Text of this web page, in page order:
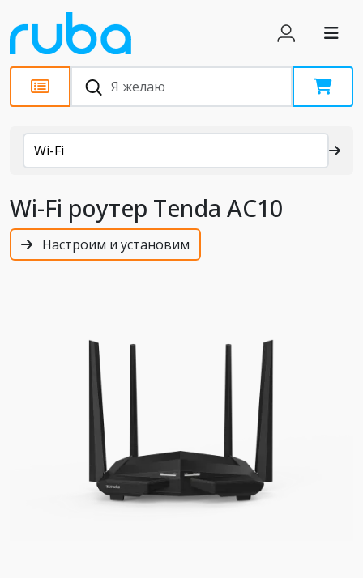
Каталог
Wi-Fi
Wi-Fi роутер Tenda AC10
Настроим и установим